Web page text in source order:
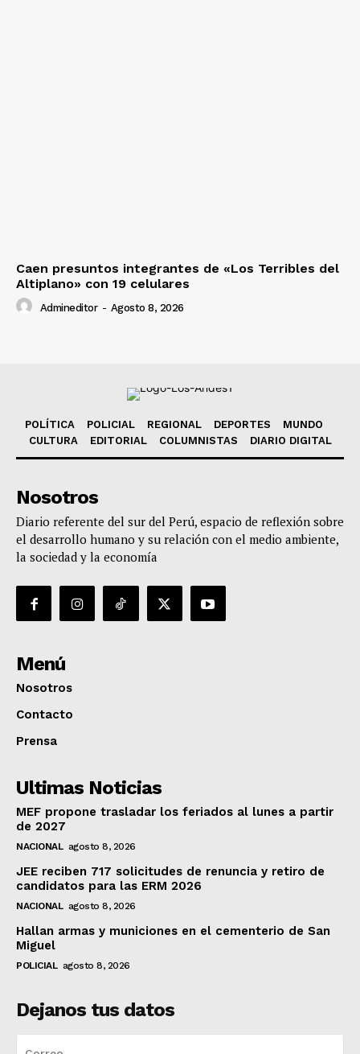
Caen presuntos integrantes de «Los Terribles del
Altiplano» con 19 celulares
Admineditor - Agosto 8, 2026
POLÍTICA POLICIAL REGIONAL DEPORTES
MUNDO
CULTURA
EDITORIAL COLUMNISTAS DIARIO DIGITAL
Nosotros
Diario referente del sur del Perú, espacio de reflexión sobre
el desarrollo humano y su relación con el medio ambiente,
la sociedad y la economía
Menú
Nosotros
Contacto
Prensa
Ultimas Noticias
MEF propone trasladar los feriados al lunes a partir
de 2027
NACIONAL agosto 8, 2026
JEE reciben 717 solicitudes de renuncia y retiro de
candidatos para las ERM 2026
NACIONAL agosto 8, 2026
Hallan armas y municiones en el cementerio de San
Miguel
POLICIAL agosto 8, 2026
Dejanos tus datos